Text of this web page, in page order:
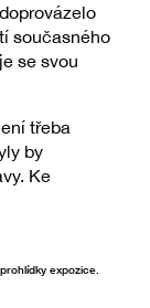
současného
se svou
třeba
by
Ke
expozice.